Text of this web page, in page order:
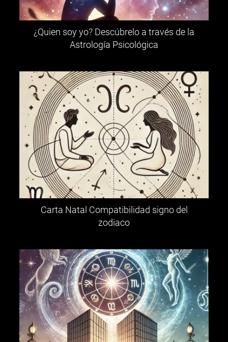
¿Quien soy yo? Descúbrelo a través de la
Astrología Psicológica
Carta Natal Compatibilidad signo del
zodiaco